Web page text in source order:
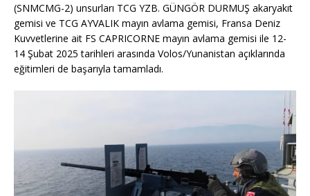
(SNMCMG-2) unsurları TCG YZB. GÜNGÖR DURMUŞ akaryakıt
gemisi ve TCG AYVALIK mayın avlama gemisi, Fransa Deniz
Kuvvetlerine ait FS CAPRICORNE mayın avlama gemisi ile 12-
14 Şubat 2025 tarihleri arasında Volos/Yunanistan açıklarında
eğitimleri de başarıyla tamamladı.